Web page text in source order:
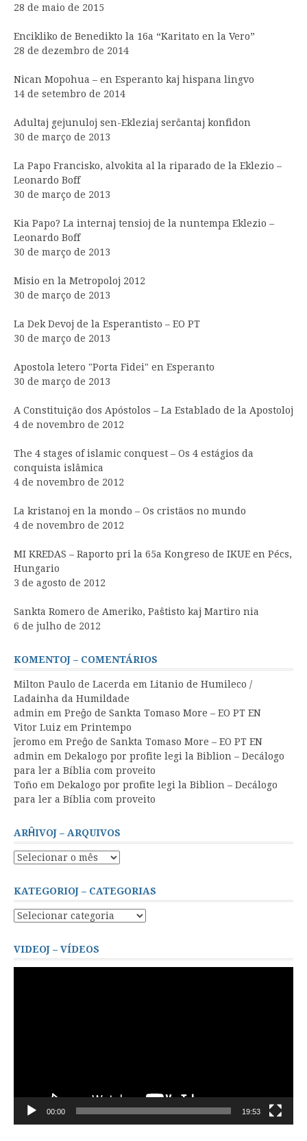
28 de maio de 2015
Encikliko de Benedikto la 16a “Karitato en la Vero”
28 de dezembro de 2014
Nican Mopohua – en Esperanto kaj hispana lingvo
14 de setembro de 2014
Adultaj gejunuloj sen-Ekleziaj serĉantaj konfidon
30 de março de 2013
La Papo Francisko, alvokita al la riparado de la Eklezio –
Leonardo Boff
30 de março de 2013
Kia Papo? La internaj tensioj de la nuntempa Eklezio –
Leonardo Boff
30 de março de 2013
Misio en la Metropoloj 2012
30 de março de 2013
La Dek Devoj de la Esperantisto – EO PT
30 de março de 2013
Apostola letero "Porta Fidei" en Esperanto
30 de março de 2013
A Constituição dos Apóstolos – La Establado de la Apostoloj
4 de novembro de 2012
The 4 stages of islamic conquest – Os 4 estágios da
conquista islâmica
4 de novembro de 2012
La kristanoj en la mondo – Os cristãos no mundo
4 de novembro de 2012
MI KREDAS – Raporto pri la 65a Kongreso de IKUE en Pécs,
Hungario
3 de agosto de 2012
Sankta Romero de Ameriko, Paŝtisto kaj Martiro nia
6 de julho de 2012
KOMENTOJ – COMENTÁRIOS
Milton Paulo de Lacerda em Litanio de Humileco /
Ladainha da Humildade
admin em Preĝo de Sankta Tomaso More – EO PT EN
Vitor Luiz em Printempo
ĵeromo em Preĝo de Sankta Tomaso More – EO PT EN
admin em Dekalogo por profite legi la Biblion – Decálogo
para ler a Bíblia com proveito
Toño em Dekalogo por profite legi la Biblion – Decálogo
para ler a Bíblia com proveito
ARĤIVOJ – ARQUIVOS
Arĥivoj
Arquivos
KATEGORIOJ – CATEGORIAS
Kategorioj
VIDEOJ – VÍDEOS
00:00 19:53